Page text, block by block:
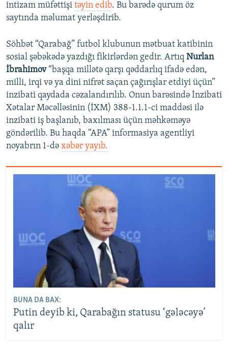
intizam müfəttişi təyin edib. Bu barədə qurum öz
saytında məlumat yerləşdirib.
Söhbət “Qarabağ” futbol klubunun mətbuat katibinin
sosial şəbəkədə yazdığı fikirlərdən gedir. Artıq Nurlan
İbrahimov“başqa millətə qarşı qəddarlıq ifadə edən,
milli, irqi və ya dini nifrət saçan çağırışlar etdiyi üçün”
inzibati qaydada cəzalandırılıb. Onun barəsində İnzibati
Xətalar Məcəlləsinin (İXM) 388-1.1.1-ci maddəsi ilə
inzibati iş başlanıb, baxılması üçün məhkəməyə
göndərilib. Bu haqda “APA” informasiya agentliyi
noyabrın 1-də xəbər yayıb.
BUNA DA BAX:
Putin deyib ki, Qarabağın statusu ‘gələcəyə’
qalır